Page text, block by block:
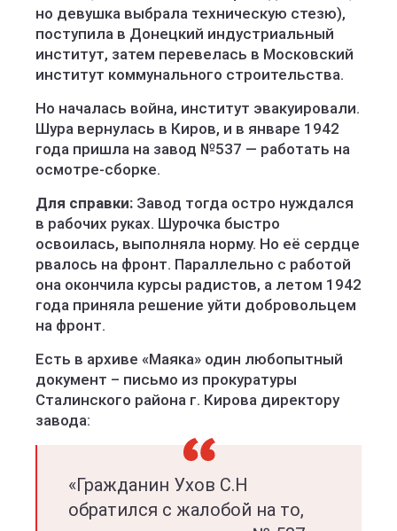
но девушка выбрала техническую стезю),
поступила в Донецкий индустриальный
институт, затем перевелась в Московский
институт коммунального строительства.
Но началась война, институт эвакуировали.
Шура вернулась в Киров, и в январе 1942
года пришла на завод №537 — работать на
осмотре-сборке.
Для справки: Завод тогда остро нуждался
в рабочих руках. Шурочка быстро
освоилась, выполняла норму. Но её сердце
рвалось на фронт. Параллельно с работой
она окончила курсы радистов, а летом 1942
года приняла решение уйти добровольцем
на фронт.
Есть в архиве «Маяка» один любопытный
документ – письмо из прокуратуры
Сталинского района г. Кирова директору
завода:
«Гражданин Ухов С.Н
обратился с жалобой на то,